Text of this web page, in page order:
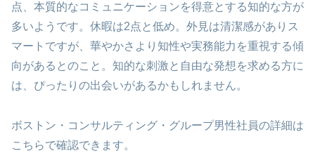
点、本質的なコミュニケーションを得意とする知的な方が
多いようです。休暇は2点と低め。外見は清潔感がありス
マートですが、華やかさより知性や実務能力を重視する傾
向があるとのこと。知的な刺激と自由な発想を求める方に
は、ぴったりの出会いがあるかもしれません。
ボストン・コンサルティング・グループ男性社員の詳細は
こちらで確認できます。